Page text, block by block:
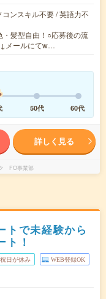
ンスキル不要 / 英語力不
・髪型自由！○応募後の流
↓メールにてw…
50代 60代
詳しく見る
FO事業部
トで未経験から
ト！
日が休み WEB登録OK